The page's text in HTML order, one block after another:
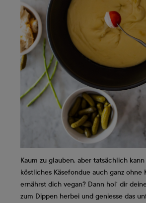
Kaum zu glauben, aber tatsächlich
köstliches Käsefondue auch ganz ohne
ernährst dich vegan? Dann hol‘ dir
zum Dippen herbei und geniesse das